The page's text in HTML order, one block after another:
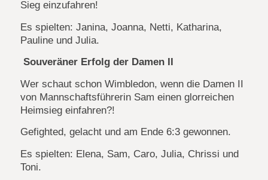
Sieg einzufahren!
Es spielten: Janina, Joanna, Netti, Katharina,
Pauline und Julia.
Souveräner Erfolg der Damen II
Wer schaut schon Wimbledon, wenn die Damen II
von Mannschaftsführerin Sam einen glorreichen
Heimsieg einfahren?!
Gefighted, gelacht und am Ende 6:3 gewonnen.
Es spielten: Elena, Sam, Caro, Julia, Chrissi und
Toni.